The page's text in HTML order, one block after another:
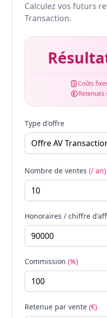
Calculez vos futurs
Transaction.
Coûts
Retenues
Type d'offre
Nombre de ventes (/ an)
Honoraires / chiffre
Commission (%)
Retenue par vente (€)